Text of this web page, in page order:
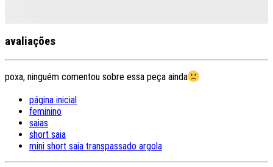
avaliações
poxa, ninguém comentou sobre essa peça ainda
página inicial
feminino
saias
short saia
mini short saia transpassado argola